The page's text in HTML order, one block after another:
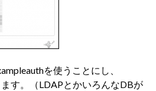
を使うことにし、
す。（LDAPとかいろんなDBが